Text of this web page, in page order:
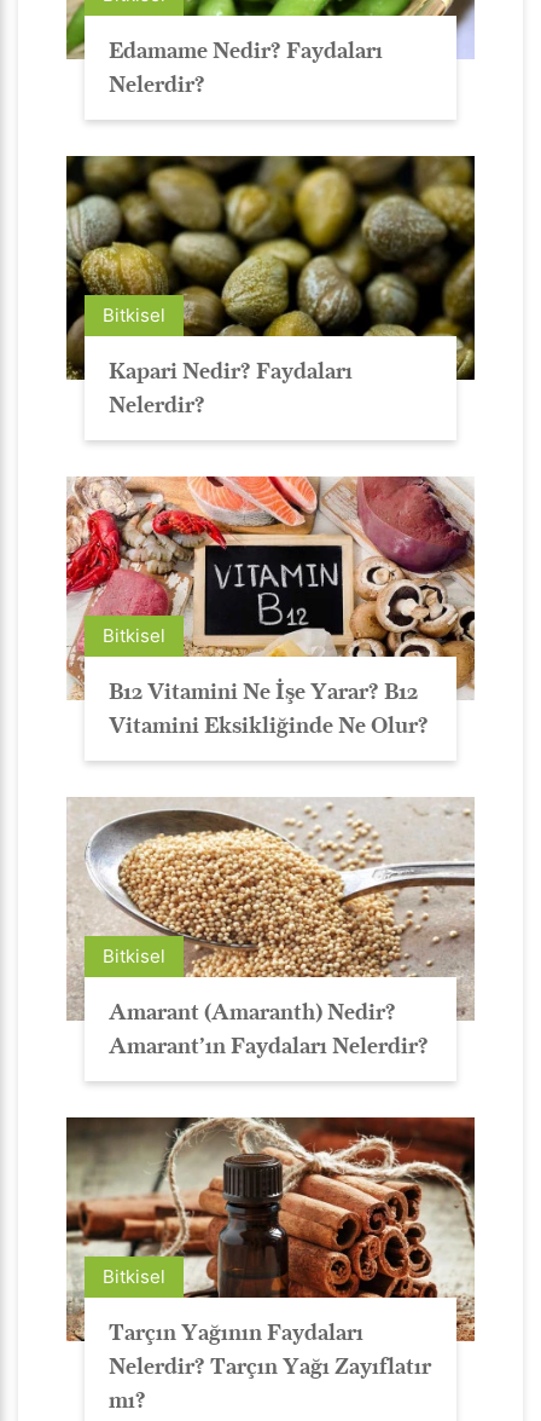
Edamame Nedir? Faydaları
Nelerdir?
Bitkisel
Kapari Nedir? Faydaları
Nelerdir?
Bitkisel
B12 Vitamini Ne İşe Yarar? B12
Vitamini Eksikliğinde Ne Olur?
Bitkisel
Amarant (Amaranth) Nedir?
Amarant’ın Faydaları Nelerdir?
Bitkisel
Tarçın Yağının Faydaları
Nelerdir? Tarçın Yağı Zayıflatır
mı?